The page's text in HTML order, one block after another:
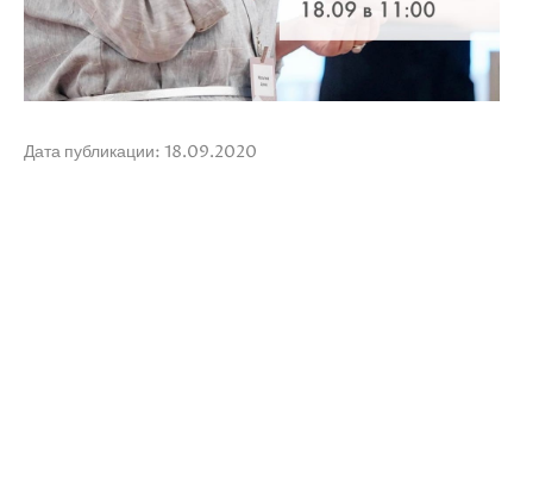
Дата публикации: 18.09.2020